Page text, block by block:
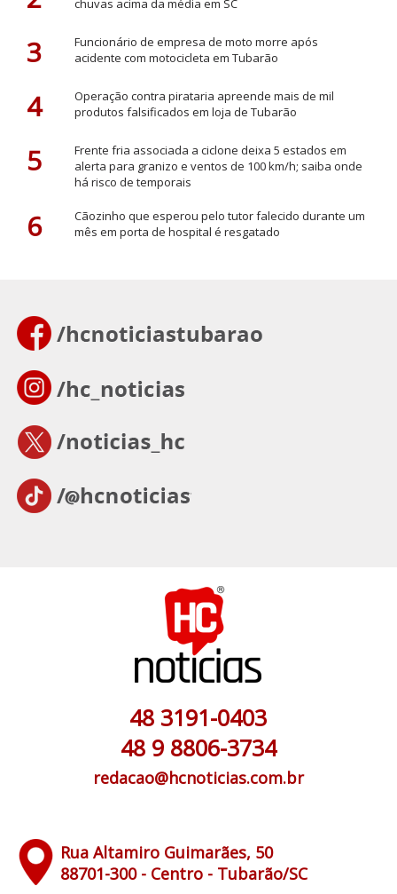
chuvas acima da média em SC
3
Funcionário de empresa de moto morre após
acidente com motocicleta em Tubarão
4
Operação contra pirataria apreende mais de mil
produtos falsificados em loja de Tubarão
5
Frente fria associada a ciclone deixa 5 estados em
alerta para granizo e ventos de 100 km/h; saiba onde
há risco de temporais
6
Cãozinho que esperou pelo tutor falecido durante um
mês em porta de hospital é resgatado
48 3191-0403
48 9 8806-3734
redacao@hcnoticias.com.br
Rua Altamiro Guimarães, 50
88701-300 - Centro - Tubarão/SC